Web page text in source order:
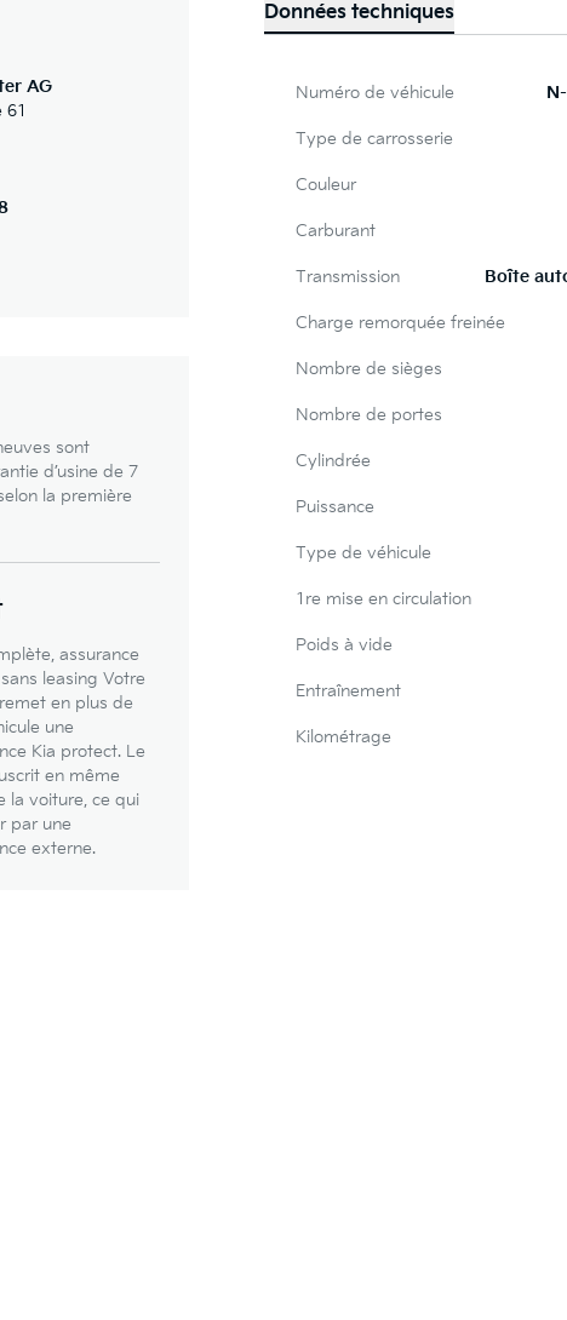
Données techniques
Numéro de véhicule
Type de carrosserie
Couleur
Carburant
Transmission Boîte
Charge remorquée freinée
Nombre de sièges
Nombre de portes
Cylindrée
Puissance
Type de véhicule
1re mise en circulation
Poids à vide
Entraînement
Kilométrage
AG
61
sont
d’usine de 7
la première
assurance
leasing Votre
en plus de
une
Kia protect. Le
en même
la voiture, ce qui
par une
externe.